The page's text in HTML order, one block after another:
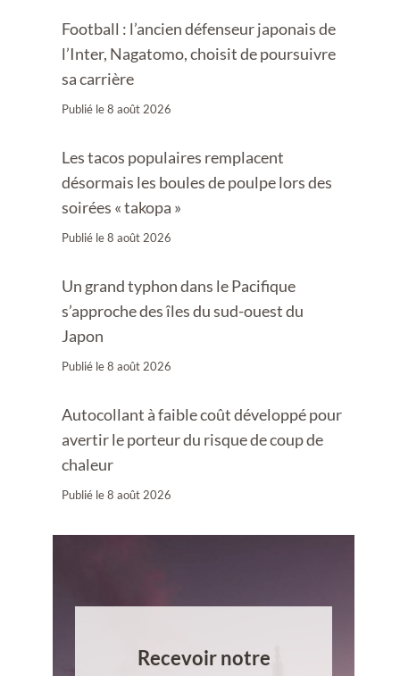
Football : l’ancien défenseur japonais de
l’Inter, Nagatomo, choisit de poursuivre
sa carrière
Publié le8 août 2026
Les tacos populaires remplacent
désormais les boules de poulpe lors des
soirées « takopa »
Publié le8 août 2026
Un grand typhon dans le Pacifique
s’approche des îles du sud-ouest du
Japon
Publié le8 août 2026
Autocollant à faible coût développé pour
avertir le porteur du risque de coup de
chaleur
Publié le8 août 2026
Recevoir notre